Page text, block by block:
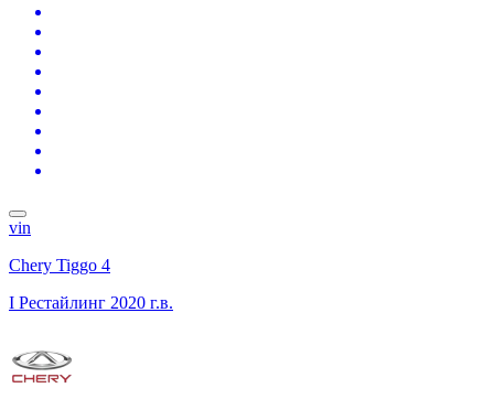
vin
Chery Tiggo 4
I Рестайлинг 2020 г.в.